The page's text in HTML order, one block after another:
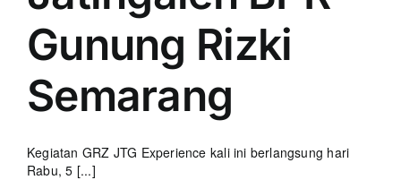
Gunung Rizki
Semarang
Kegiatan GRZ JTG Experience kali ini berlangsung hari
Rabu, 5 [...]